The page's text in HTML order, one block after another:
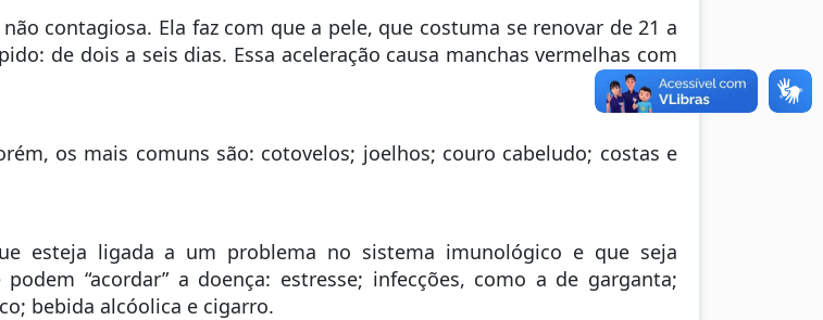
contagiosa. Ela faz com que a pele, que costuma se renovar de 21 a
de dois a seis dias. Essa aceleração causa manchas vermelhas com
os mais comuns são: cotovelos; joelhos; couro cabeludo; costas e
esteja ligada a um problema no sistema imunológico e que seja
“acordar” a doença: estresse; infecções, como a de garganta;
bebida alcóolica e cigarro.